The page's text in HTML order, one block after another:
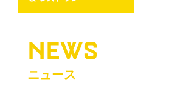
NEWS
ニュース